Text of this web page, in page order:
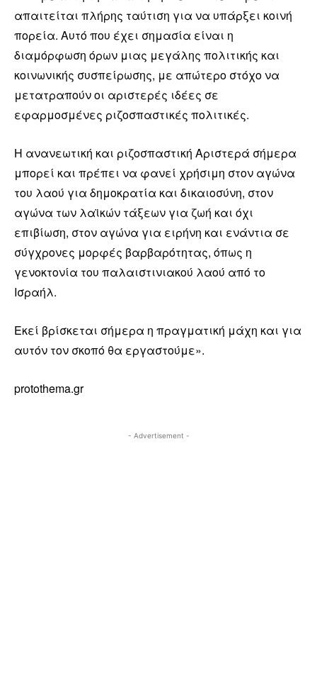
απαιτείται πλήρης ταύτιση για να υπάρξει κοινή
πορεία. Αυτό που έχει σημασία είναι η
διαμόρφωση όρων μιας μεγάλης πολιτικής και
κοινωνικής συσπείρωσης, με απώτερο στόχο να
μετατραπούν οι αριστερές ιδέες σε
εφαρμοσμένες ριζοσπαστικές πολιτικές.
Η ανανεωτική και ριζοσπαστική Αριστερά σήμερα
μπορεί και πρέπει να φανεί χρήσιμη στον αγώνα
του λαού για δημοκρατία και δικαιοσύνη, στον
αγώνα των λαϊκών τάξεων για ζωή και όχι
επιβίωση, στον αγώνα για ειρήνη και ενάντια σε
σύγχρονες μορφές βαρβαρότητας, όπως η
γενοκτονία του παλαιστινιακού λαού από το
Ισραήλ.
Εκεί βρίσκεται σήμερα η πραγματική μάχη και για
αυτόν τον σκοπό θα εργαστούμε».
protothema.gr
- Advertisement -